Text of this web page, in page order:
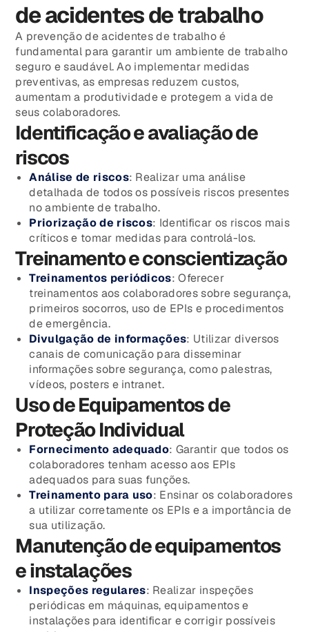
de acidentes de trabalho
A prevenção de acidentes de trabalho é
fundamental para garantir um ambiente de trabalho
seguro e saudável. Ao implementar medidas
preventivas, as empresas reduzem custos,
aumentam a produtividade e protegem a vida de
seus colaboradores.
Identificação e avaliação de
riscos
Análise de riscos: Realizar uma análise
detalhada de todos os possíveis riscos presentes
no ambiente de trabalho.
Priorização de riscos: Identificar os riscos mais
críticos e tomar medidas para controlá-los.
Treinamento e conscientização
Treinamentos periódicos: Oferecer
treinamentos aos colaboradores sobre segurança,
primeiros socorros, uso de EPIs e procedimentos
de emergência.
Divulgação de informações: Utilizar diversos
canais de comunicação para disseminar
informações sobre segurança, como palestras,
vídeos, posters e intranet.
Uso de Equipamentos de
Proteção Individual
Fornecimento adequado: Garantir que todos os
colaboradores tenham acesso aos EPIs
adequados para suas funções.
Treinamento para uso: Ensinar os colaboradores
a utilizar corretamente os EPIs e a importância de
sua utilização.
Manutenção de equipamentos
e instalações
Inspeções regulares: Realizar inspeções
periódicas em máquinas, equipamentos e
instalações para identificar e corrigir possíveis